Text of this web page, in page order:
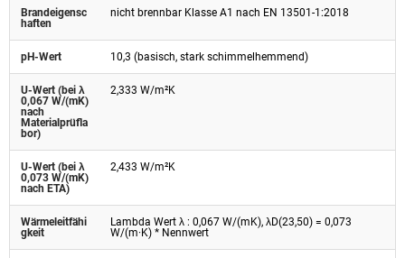
Brandeigensc
haften
nicht brennbar Klasse A1 nach EN 13501-1:2018
pH-Wert 10,3 (basisch, stark schimmelhemmend)
U-Wert (bei λ
0,067 W/(mK)
nach
Materialprüfla
bor)
2,333 W/m²K
U-Wert (bei λ
0,073 W/(mK)
nach ETA)
2,433 W/m²K
Wärmeleitfähi
gkeit
Lambda Wert λ : 0,067 W/(mK), λD(23,50) = 0,073
W/(m·K) * Nennwert